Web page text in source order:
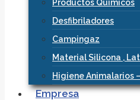
Productos Químicos
Desfibriladores
Campingaz
Material Silicona ,
Higiene Animalarios
Empresa